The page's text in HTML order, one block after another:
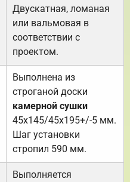
Двускатная, ломаная
или вальмовая в
соответствии с
проектом.
Выполнена из
строганой доски
камерной сушки
45х145/45х195+/-5 мм.
Шаг установки
стропил 590 мм.
Выполняется